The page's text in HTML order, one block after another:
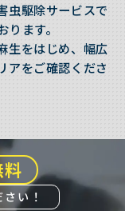
虫駆除サービスで
ます。
生をはじめ、幅広
アをご確認くださ
料
い！